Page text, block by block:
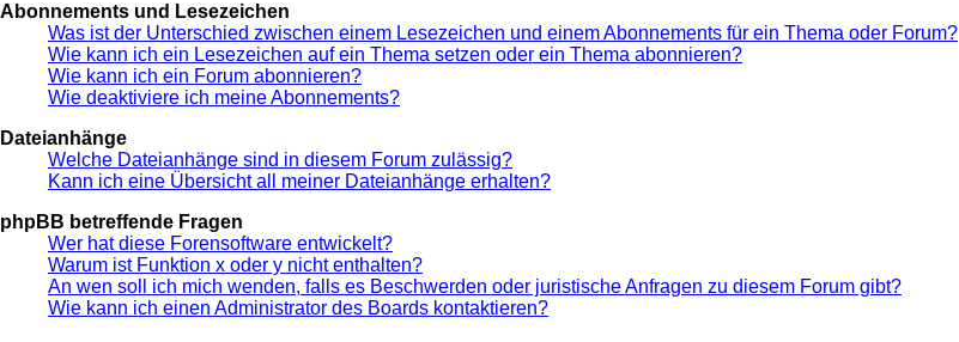
Abonnements und Lesezeichen
Was ist der Unterschied zwischen einem Lesezeichen und einem Abonnements für ein Thema oder Forum?
Wie kann ich ein Lesezeichen auf ein Thema setzen oder ein Thema abonnieren?
Wie kann ich ein Forum abonnieren?
Wie deaktiviere ich meine Abonnements?
Dateianhänge
Welche Dateianhänge sind in diesem Forum zulässig?
Kann ich eine Übersicht all meiner Dateianhänge erhalten?
phpBB betreffende Fragen
Wer hat diese Forensoftware entwickelt?
Warum ist Funktion x oder y nicht enthalten?
An wen soll ich mich wenden, falls es Beschwerden oder juristische Anfragen zu diesem Forum gibt?
Wie kann ich einen Administrator des Boards kontaktieren?